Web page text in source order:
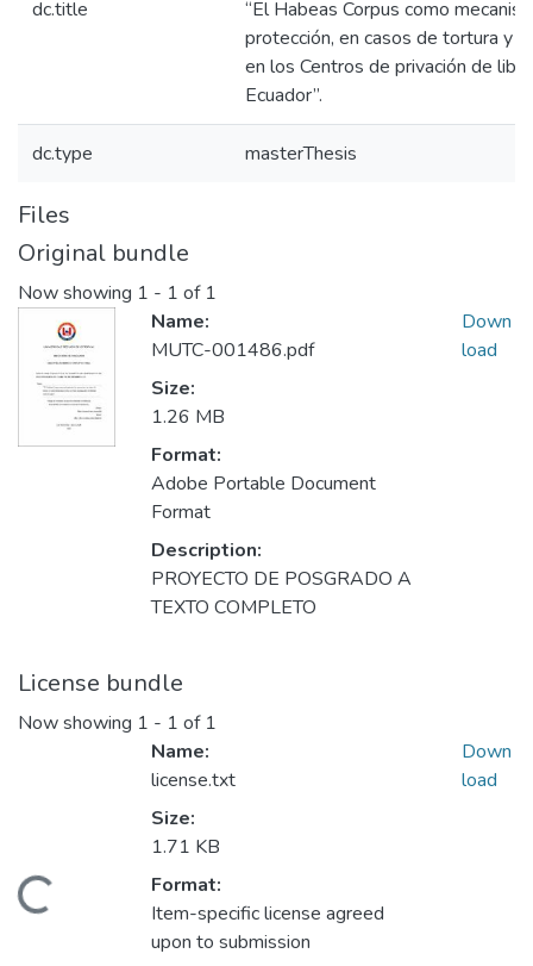
dc.title
“El Habeas Corpus como
protección, en casos de tortura y
en los Centros de privación de
Ecuador”.
dc.type masterThesis
Files
Original bundle
Now showing 1 - 1 of 1
Name:
MUTC-001486.pdf
Size:
1.26 MB
Format:
Adobe Portable Document
Format
Description:
PROYECTO DE POSGRADO A
TEXTO COMPLETO
Down
load
License bundle
Now showing 1 - 1 of 1
Name:
license.txt
Size:
1.71 KB
Format:
Item-specific license agreed
upon to submission
Down
load